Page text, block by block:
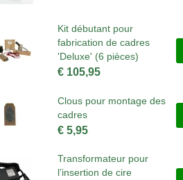
Kit débutant pour
fabrication de cadres
'Deluxe' (6 pièces)
€ 105,95
Clous pour montage des
cadres
€ 5,95
Transformateur pour
l’insertion de cire